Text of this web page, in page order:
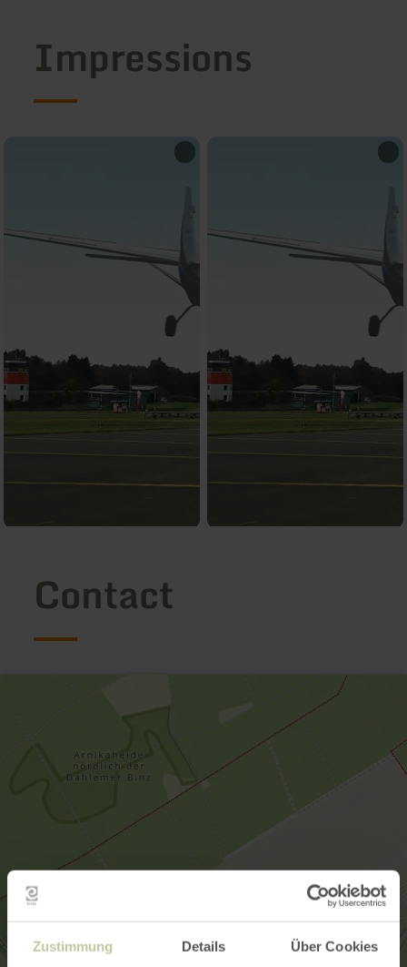
Zustimmung Details Über Cookies
Impressions
Contact